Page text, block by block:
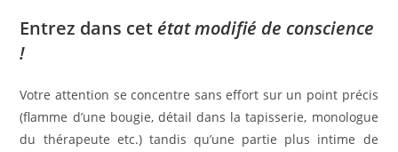
Entrez dans cet état modifié de conscience
!
Votre attention se concentre sans effort sur un point précis
(flamme d’une bougie, détail dans la tapisserie, monologue
du thérapeute etc.) tandis qu’une partie plus intime de